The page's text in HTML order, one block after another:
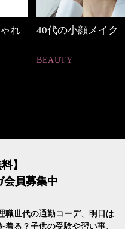
優木まおみさん「
】
会員募集中
職世代の通勤コーデ、明日は
着る？子供の受験や習い事、